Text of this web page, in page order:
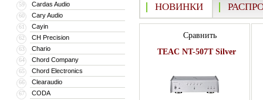
59 Cardas Audio
60 Cary Audio
61 Cayin
62 CH Precision
63 Chario
64 Chord Company
65 Chord Electronics
66 Clearaudio
67 CODA
НОВИНКИ
Сравнить
TEAC NT-507T Silver